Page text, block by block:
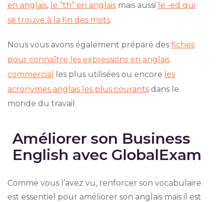
en anglais, le “th” en anglaismais aussi le -ed qui
se trouve à la fin des mots.
Nous vous avons également préparé des fiches
pour connaître les expressions en anglais
commercial
les plus utilisées ou encore les
acronymes anglais les plus courantsdans le
monde du travail.
Améliorer son Business
English avec GlobalExam
Comme vous l’avez vu, renforcer son vocabulaire
est essentiel pour améliorer son anglais mais il est